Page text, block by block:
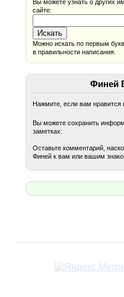
Вы можете узнать о других
сайте:
Можно искать по первым
в правильности написания.
Финей
Нажмите, если вам нравится
Вы можете сохранить
заметках:
Оставьте комментарий,
Финей к вам или вашим